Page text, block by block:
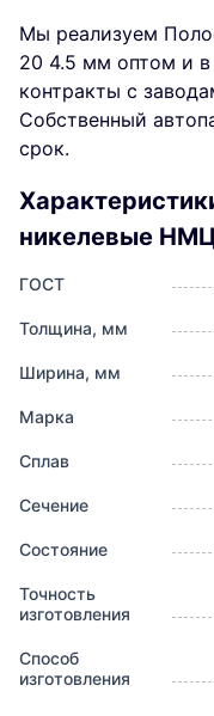
Мы реализуем
20 4.5 мм оптом и
контракты с
Собственный
срок.
никелевые
ГОСТ
Толщина, мм
Ширина, мм
Марка
Сплав
Сечение
Состояние
Точность
изготовления
Способ
изготовления